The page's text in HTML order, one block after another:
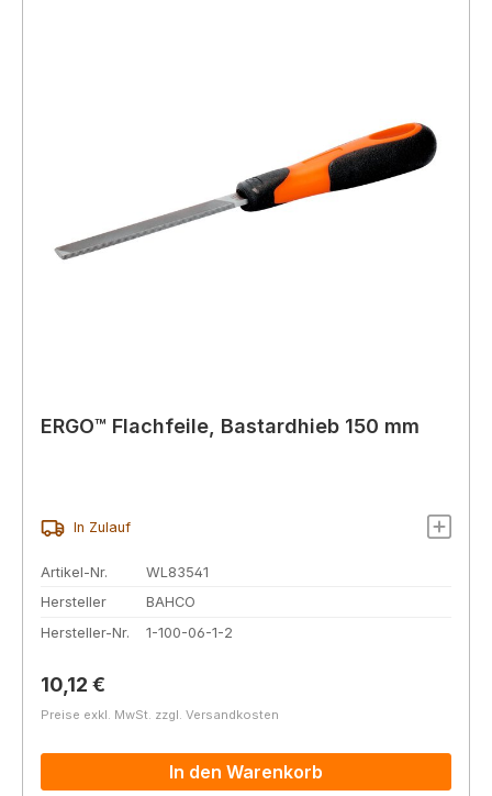
ERGO™ Flachfeile, Bastardhieb 150 mm
In Zulauf
Artikel-Nr.
WL83541
Hersteller
BAHCO
Hersteller-Nr.
1-100-06-1-2
Regulärer Preis:
10,12 €
Preise exkl. MwSt. zzgl. Versandkosten
In den Warenkorb